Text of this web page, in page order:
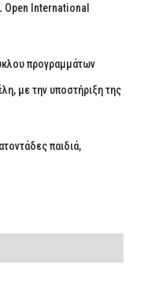
Open International
προγραμμάτων
με την υποστήριξη της
παιδιά,